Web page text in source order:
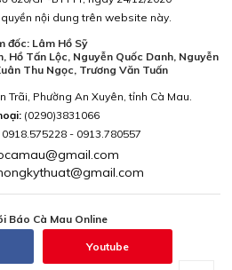
nội dung trên website này.
đốc: Lâm Hồ Sỹ
Hồ Tấn Lộc, Nguyễn Quốc Danh, Nguyễn
Thu Ngọc, Trương Văn Tuấn
Trãi, Phường An Xuyên, tỉnh Cà Mau.
(0290)3831066
0918.575228 - 0913.780557
Báo Cà Mau Online
Youtube